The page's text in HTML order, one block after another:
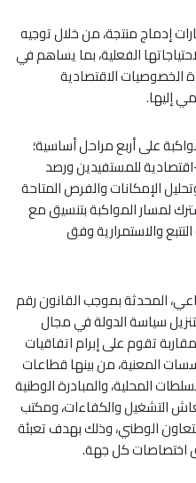
إدماج منتجة، من خلال توجيه
الفعلية، بما يساهم في
الاقتصادية
إليها.
على أربع مراحل أساسية؛
للمستفيدين ورصد
الإمكانات والفرص المتاحة
لمسار المواكبة بتنسيق مع
والاستمرارية وفق
المحدثة بموجب القانون رقم
لتنزيل سياسة الدولة في مجال
تقوم على إبرام اتفاقيات
المعنية، من بينها قطاعات
المحلية، والمبادرة الوطنية
التشغيل والكفاءات، ومكتب
الوطني، وذلك بهدف تعبئة
اختصاصات كل جهة.